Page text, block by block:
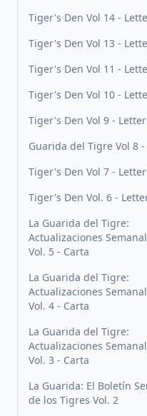
Tiger's Den Vol 14 -
Tiger's Den Vol 13 -
Tiger's Den Vol 11 -
Tiger's Den Vol 10 -
Tiger's Den Vol 9 - Letter
Guarida del Tigre Vol 8 -
Tiger's Den Vol 7 - Letter
Tiger's Den Vol. 6 -
La Guarida del Tigre:
Actualizaciones
Vol. 5 - Carta
La Guarida del Tigre:
Actualizaciones
Vol. 4 - Carta
La Guarida del Tigre:
Actualizaciones
Vol. 3 - Carta
La Guarida: El Boletín
de los Tigres Vol. 2